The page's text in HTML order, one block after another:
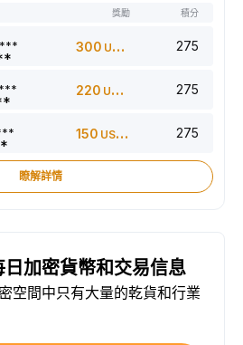
獎勵 積分
300 USDT 275
220 USDT 275
150 USDT 275
瞭解詳情
加密貨幣和交易信息
空間中只有大量的乾貨和行業